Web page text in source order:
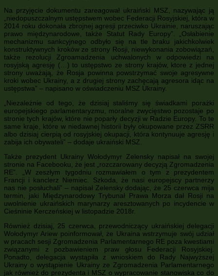
Na przyjęcie dokumentu zareagował ukraiński MSZ, nazywając ją
„niedopuszczalnym ustępstwem wobec Federacji Rosyjskiej, która w
2014 roku dokonała zbrojnej agresji przeciwko Ukrainie, naruszając
prawo międzynarodowe, także Statut Rady Europy”. „Osłabienie
mechanizmu sankcyjnego odbyło się na tle braku jakichkolwiek
konstruktywnych kroków ze strony Rosji, niewykonania zobowiązań,
także rezolucji Zgroamadzenia uchwalonych w odpowiedzi na
rosyjską agresję (…) to ustępstwo ze strony krajów, ktore z jednej
strony uważają, że Rosja powinna powstrzymać swoje agresywne
kroki wobec Ukrainy, a z drugiej strony zachęcają agresora idąc na
ustępstwa” – napisano w oświadczeniu MSZ Ukrainy.
„Niezależnie od tego, że dzisiaj staliśmy się świadkami porażki
europejskiego parlamentaryzmu, moralne zwycięstwo pozostaje po
stronie tych krajów, które nie poparły decyzji w Radzie Europy. To te
same kraje, które w niedawnej historii były okupowane przez ZSRR
albo dzisiaj cierpią od rosyjskiej okupacji, która kontynuuje agresję i
zabija ich obywateli” – dodaje ukraiński MSZ.
Także prezydent Ukrainy Wołodymyr Zelensky napisał na swojej
stronie na Facebooku, że jest „rozczarowany decyzją Zgromadzenia
RE”. „W zeszłym tygodniu rozmawiałem o tym z prezydentem
Francji i kanclerz Niemiec. Szkoda, że nasi europejscy partnerzy
nas nie posłuchali” – napisał Zelensky dodając, że 25 czerwca mija
termin, jaki Międzynarodowy Trybunał Prawa Morza dał Rosji na
uwolnienie ukraińskich marynarzy aresztowanych po incydencie w
Cieśninie Kerczeńskiej w listopadzie 2018r.
Również dzisiaj, 25 czerwca, przewodniczący ukraińskiej delegacji
Wołodymyr Ariew poinformował, że Ukraina wstrzymuje swój udział
w pracach sesji Zgromadzenia Parlamentarnego RE poza kwestiami
związanymi z pozbawieniem praw głosu Federacji Rosyjskiej.
Ponadto, delegacja wystąpiła z wnioskiem do Rady Najwyższej
Ukrainy o wystąpienie Ukrainy ze Zgromadzenia Parlamentarnego
jak również do prezydenta i MSZ o wypracowanie stanowiska co do